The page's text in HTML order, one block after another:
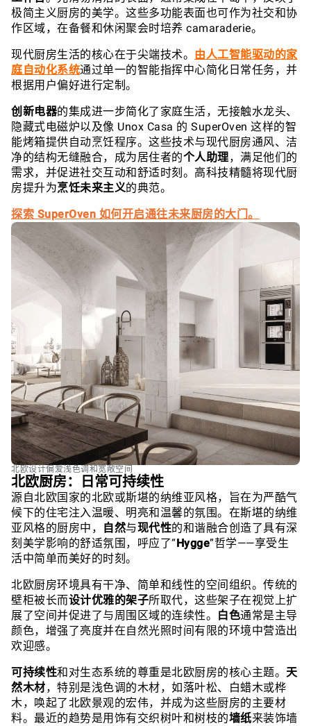
极简主义厨房的美学。这些多功能表面也可作为社交和协
作区域，在备餐和休闲聚会时培养 camaraderie。
现代厨房生活的核心在于尖端技术。 由人工智能驱动的家
庭自动化系统通过单一的智能指挥中心简化日常任务，并
根据用户偏好进行定制。
创新电器的集成进一步简化了家庭生活，无接触水龙头、
隐藏式电磁炉以及像 Unox Casa 的 SuperOven 这样的智
能烤箱提供自动烹饪程序。这些技术与现代厨房通风、洁
净的结构无缝融合，成为居住者的个人助理，满足他们的
需求，并促进社交互动和舒适时刻。高科技精髓将现代厨
房提升为烹饪未来主义的典范。
探索 SuperOven 如何开启通往未来厨房的大门。
北欧设计偏爱浅色调和宽敞空间
北欧厨房：日常可持续性
源自北欧国家的北欧或斯堪的纳维亚风格，旨在为严酷气
候下的住宅注入温暖、明亮和温馨的氛围。在斯堪的纳维
亚风格的厨房中，
自然与现代性的和谐融合创造了具有深
刻美学影响的舒适氛围，呼应了“Hygge”哲学——享受生
活中简单而美好的时刻。
北欧厨房环境具有干净、简单和线性的空间组织。传统的
壁柜被长而设计优雅的架子所取代，这些架子在视觉上扩
展了空间并促进了与周围区域的连续性。
白色通常是主导
颜色，增强了亮度并在自然光照时间有限的环境中营造出
欢迎感。
可持续性和对生态系统的尊重是北欧厨房的核心主题。 天
然木材，特别是浅色调的木材，如落叶松、白蜡木或桦
木，唤起了北欧景观的宏伟，并成为这些厨房的主要材
料。最近的趋势是用饰有交织树叶和树枝的墙纸来装饰墙